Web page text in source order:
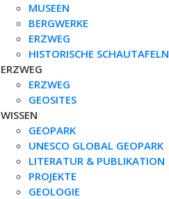
MUSEEN
BERGWERKE
ERZWEG
HISTORISCHE SCHAUTAFELN
ERZWEG
ERZWEG
GEOSITES
WISSEN
GEOPARK
UNESCO GLOBAL GEOPARK
LITERATUR & PUBLIKATION
PROJEKTE
GEOLOGIE